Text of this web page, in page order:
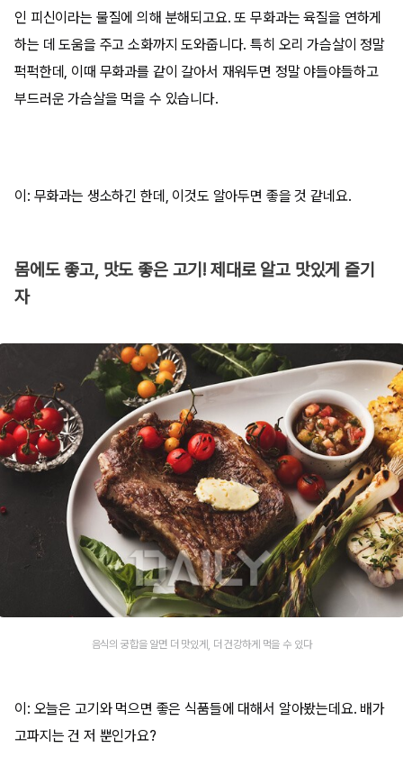
인 피신이라는 물질에 의해 분해되고요. 또 무화과는 육질을 연하게
하는 데 도움을 주고 소화까지 도와줍니다. 특히 오리 가슴살이 정말
퍽퍽한데, 이때 무화과를 같이 갈아서 재워두면 정말 야들야들하고
부드러운 가슴살을 먹을 수 있습니다.
이: 무화과는 생소하긴 한데, 이것도 알아두면 좋을 것 같네요.
몸에도 좋고, 맛도 좋은 고기! 제대로 알고 맛있게 즐기
자
음식의 궁합을 알면 더 맛있게, 더 건강하게 먹을 수 있다
이: 오늘은 고기와 먹으면 좋은 식품들에 대해서 알아봤는데요. 배가
고파지는 건 저 뿐인가요?